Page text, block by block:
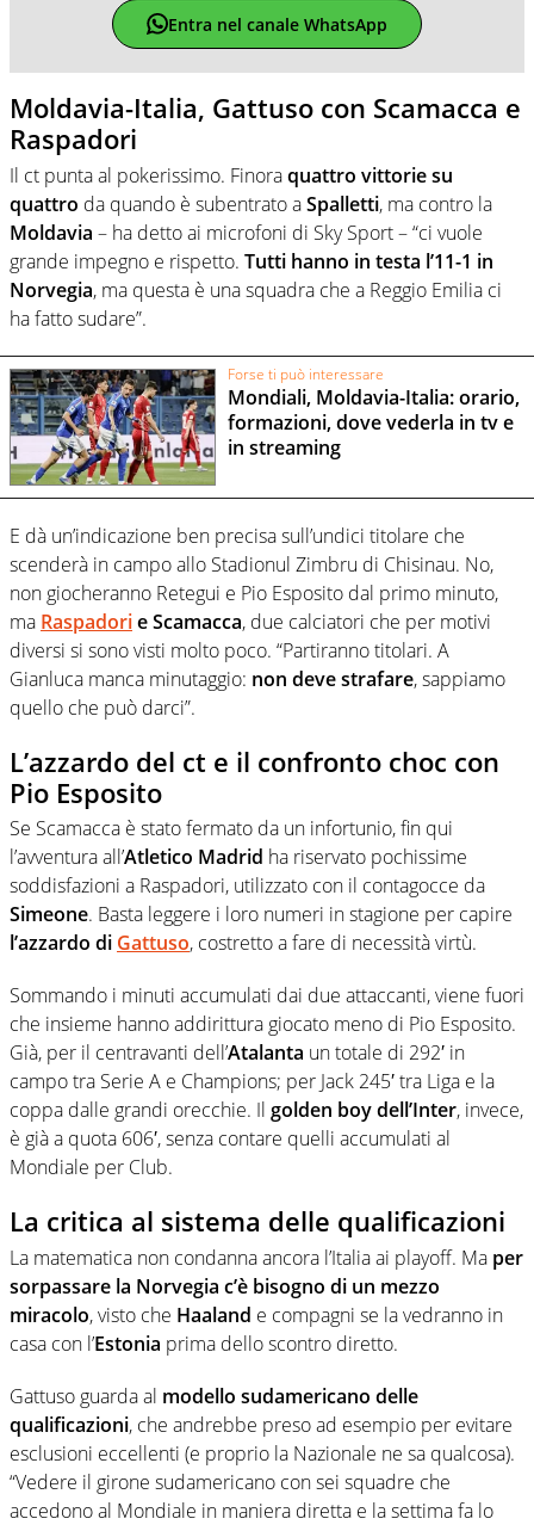
Entra nel canale WhatsApp
Moldavia-Italia, Gattuso con Scamacca e
Raspadori
Il ct punta al pokerissimo. Finoraquattro vittorie su
quattro da quando è subentrato aSpalletti, ma contro la
Moldavia – ha detto ai microfoni di Sky Sport – “ci vuole
grande impegno e rispetto. Tutti hanno in testa l’11-1 in
Norvegia, ma questa è una squadra che a Reggio Emilia ci
ha fatto sudare”.
Forse ti può interessare
Mondiali, Moldavia-Italia: orario,
formazioni, dove vederla in tv e
in streaming
E dà un’indicazione ben precisa sull’undici titolare che
scenderà in campo allo Stadionul Zimbru di Chisinau. No,
non giocheranno Retegui e Pio Esposito dal primo minuto,
ma Raspadorie Scamacca, due calciatori che per motivi
diversi si sono visti molto poco. “Partiranno titolari. A
Gianluca manca minutaggio: non deve strafare, sappiamo
quello che può darci”.
L’azzardo del ct e il confronto choc con
Pio Esposito
Se Scamacca è stato fermato da un infortunio, fin qui
l’avventura all’Atletico Madrid ha riservato pochissime
soddisfazioni a Raspadori, utilizzato con il contagocce da
Simeone. Basta leggere i loro numeri in stagione per capire
l’azzardo di Gattuso, costretto a fare di necessità virtù.
Sommando i minuti accumulati dai due attaccanti, viene fuori
che insieme hanno addirittura giocato meno di Pio Esposito.
Già, per il centravanti dell’Atalanta un totale di 292′ in
campo tra Serie A e Champions; per Jack 245′ tra Liga e la
coppa dalle grandi orecchie. Il golden boy dell’Inter, invece,
è già a quota 606′, senza contare quelli accumulati al
Mondiale per Club.
La critica al sistema delle qualificazioni
La matematica non condanna ancora l’Italia ai playoff. Ma per
sorpassare la Norvegia c’è bisogno di un mezzo
miracolo, visto che Haaland e compagni se la vedranno in
casa con l’Estonia prima dello scontro diretto.
Gattuso guarda al modello sudamericano delle
qualificazioni, che andrebbe preso ad esempio per evitare
esclusioni eccellenti (e proprio la Nazionale ne sa qualcosa).
“Vedere il girone sudamericano con sei squadre che
accedono al Mondiale in maniera diretta e la settima fa lo